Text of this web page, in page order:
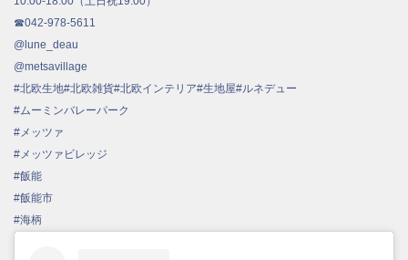
☎︎042-978-5611
@lune_deau
@metsavillage
#北欧生地#北欧雑貨#北欧インテリア#生地屋#ルネデュー
#ムーミンバレーパーク
#メッツァ
#メッツァビレッジ
#飯能
#飯能市
#海柄